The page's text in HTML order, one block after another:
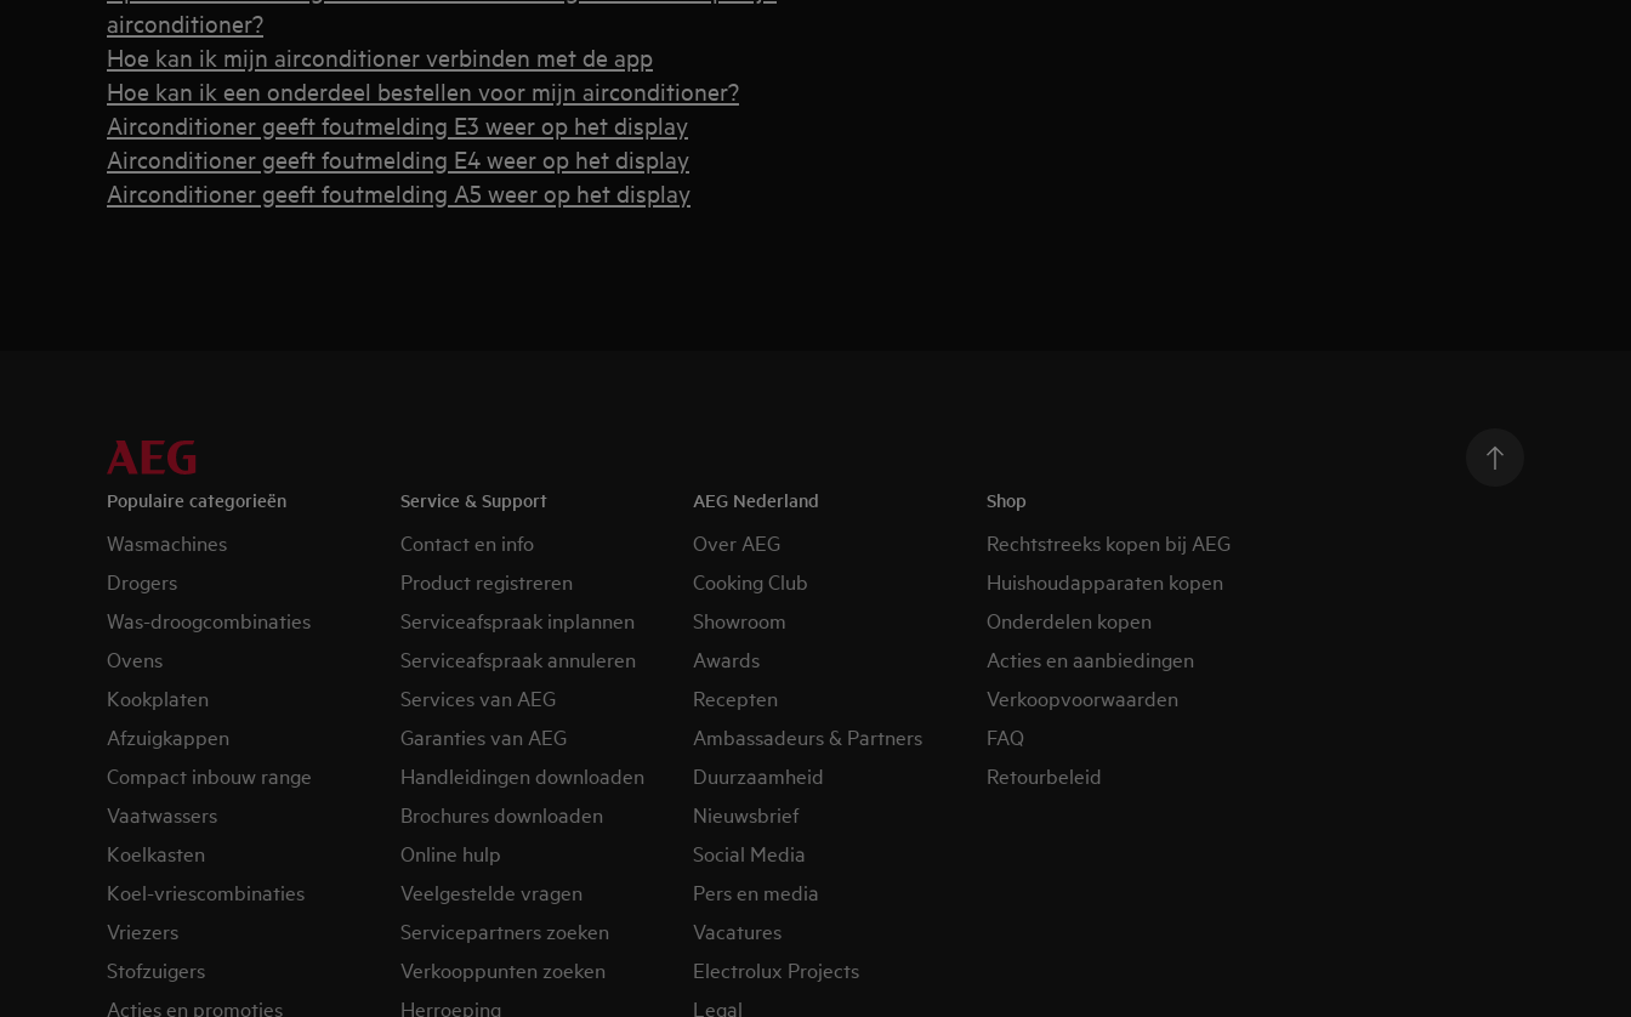
airconditioner?
Hoe kan ik mijn airconditioner verbinden met de app
Hoe kan ik een onderdeel bestellen voor mijn airconditioner?
Airconditioner geeft foutmelding E3 weer op het display
Airconditioner geeft foutmelding E4 weer op het display
Airconditioner geeft foutmelding A5 weer op het display
Populaire categorieën
Wasmachines
Drogers
Was-droogcombinaties
Ovens
Kookplaten
Afzuigkappen
Compact inbouw range
Vaatwassers
Koelkasten
Koel-vriescombinaties
Vriezers
Stofzuigers
Acties en promoties
Service & Support
Contact en info
Product registreren
Serviceafspraak inplannen
Serviceafspraak annuleren
Services van AEG
Garanties van AEG
Handleidingen downloaden
Brochures downloaden
Online hulp
Veelgestelde vragen
Servicepartners zoeken
Verkooppunten zoeken
Herroeping
AEG Nederland
Over AEG
Cooking Club
Showroom
Awards
Recepten
Ambassadeurs & Partners
Duurzaamheid
Nieuwsbrief
Social Media
Pers en media
Vacatures
Electrolux Projects
Legal
Shop
Rechtstreeks kopen bij AEG
Huishoudapparaten kopen
Onderdelen kopen
Acties en aanbiedingen
Verkoopvoorwaarden
FAQ
Retourbeleid